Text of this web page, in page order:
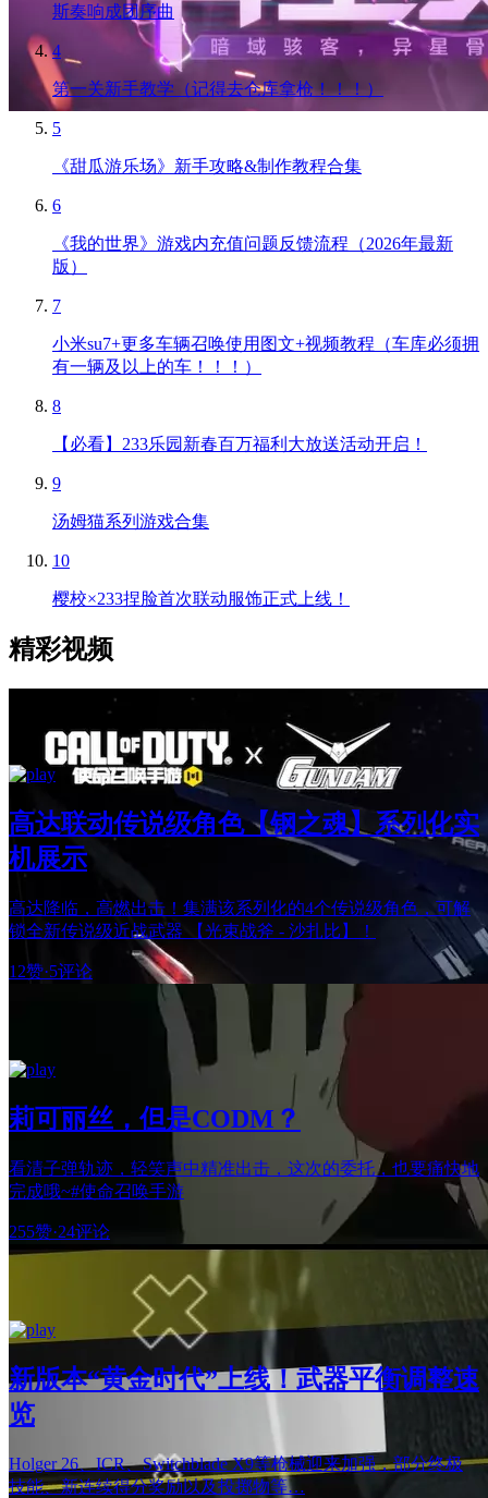
斯奏响成团序曲
4
第一关新手教学（记得去仓库拿枪！！！）
5
《甜瓜游乐场》新手攻略&制作教程合集
6
《我的世界》游戏内充值问题反馈流程（2026年最新
版）
7
小米su7+更多车辆召唤使用图文+视频教程（车库必须拥
有一辆及以上的车！！！）
8
【必看】233乐园新春百万福利大放送活动开启！
9
汤姆猫系列游戏合集
10
樱校×233捏脸首次联动服饰正式上线！
精彩视频
高达联动传说级角色【钢之魂】系列化实
机展示
高达降临，高燃出击！集满该系列化的4个传说级角色，可解
锁全新传说级近战武器 【光束战斧 - 沙扎比】！
12赞·5评论
莉可丽丝，但是CODM？
看清子弹轨迹，轻笑声中精准出击，这次的委托，也要痛快地
完成哦~#使命召唤手游
255赞·24评论
新版本“黄金时代”上线！武器平衡调整速
览
Holger 26、ICR、Switchblade X9等枪械迎来加强，部分终极
技能、新连续得分奖励以及投掷物等…